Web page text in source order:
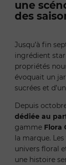
une
des
Jusqu’à fin
ingrédient star
propriétés
évoquait un
sucrées et
Depuis
dédiée au
gamme Flora
la marque.
univers floral
une histoire